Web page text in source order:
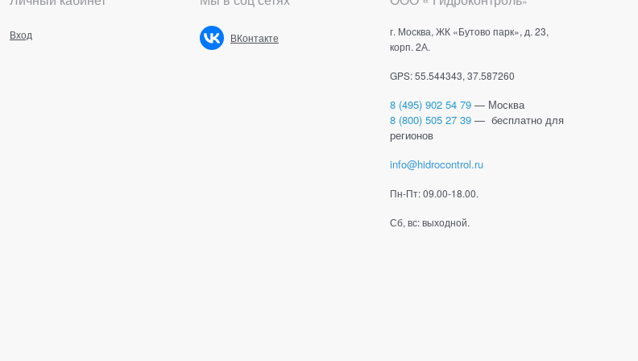
Вход ВКонтакте
г. Москва, ЖК «Бутово парк», д. 23,
корп. 2А.
GPS: 55.544343, 37.587260
8 (495) 902 54 79 — Москва
8 (800) 505 27 39 — бесплатно для
регионов
info@hidrocontrol.ru
Пн-Пт: 09.00-18.00.
Сб, вс: выходной.